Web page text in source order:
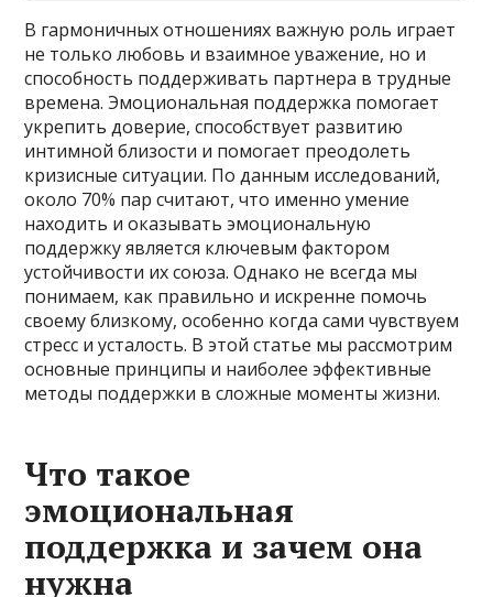
В гармоничных отношениях важную роль играет
не только любовь и взаимное уважение, но и
способность поддерживать партнера в трудные
времена. Эмоциональная поддержка помогает
укрепить доверие, способствует развитию
интимной близости и помогает преодолеть
кризисные ситуации. По данным исследований,
около 70% пар считают, что именно умение
находить и оказывать эмоциональную
поддержку является ключевым фактором
устойчивости их союза. Однако не всегда мы
понимаем, как правильно и искренне помочь
своему близкому, особенно когда сами чувствуем
стресс и усталость. В этой статье мы рассмотрим
основные принципы и наиболее эффективные
методы поддержки в сложные моменты жизни.
Что такое
эмоциональная
поддержка и зачем она
нужна